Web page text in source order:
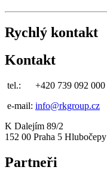
Rychlý kontakt
Kontakt
tel.: +420 739 092 000
e-mail: info@rkgroup.cz
K Dalejím 89/2
152 00 Praha 5 Hlubočepy
Partneři